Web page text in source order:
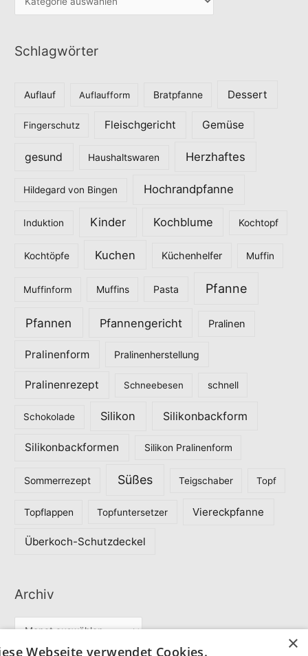
a
e
Schlagwörter
Auflauf Auflaufform Bratpfanne Dessert
Fingerschutz Fleischgericht Gemüse
gesund Haushaltswaren Herzhaftes
Hildegard von Bingen Hochrandpfanne
Induktion Kinder Kochblume Kochtopf
Kochtöpfe Kuchen Küchenhelfer Muffin
Muffinform Muffins Pasta Pfanne
Pfannen Pfannengericht Pralinen
Pralinenform Pralinenherstellung
Pralinenrezept Schneebesen schnell
Schokolade Silikon Silikonbackform
Silikonbackformen Silikon Pralinenform
Sommerrezept Süßes Teigschaber Topf
Topflappen Topfuntersetzer Viereckpfanne
Überkoch-Schutzdeckel
Archiv
×
Webseite verwendet Cookies.